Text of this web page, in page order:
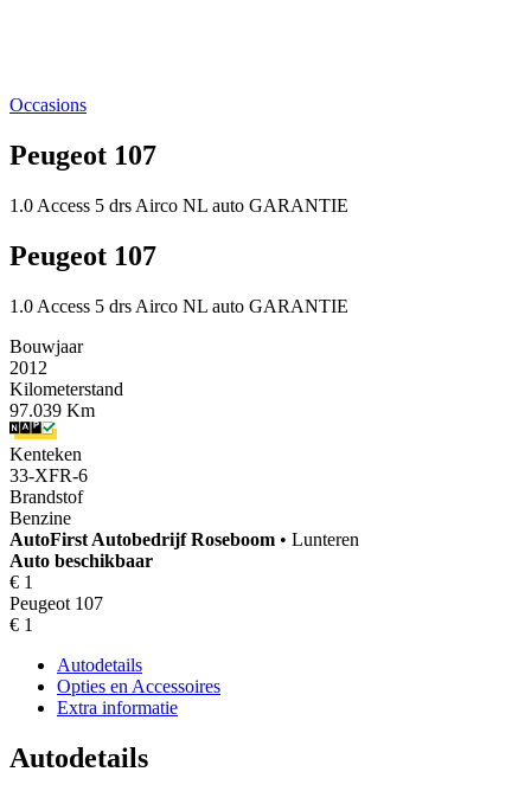
Occasions
Peugeot 107
1.0 Access 5 drs Airco NL auto GARANTIE
Peugeot 107
1.0 Access 5 drs Airco NL auto GARANTIE
Bouwjaar
2012
Kilometerstand
97.039 Km
Kenteken
33-XFR-6
Brandstof
Benzine
AutoFirst Autobedrijf Roseboom • Lunteren
Auto beschikbaar
€ 1
Peugeot 107
€ 1
Autodetails
Opties en Accessoires
Extra informatie
Autodetails